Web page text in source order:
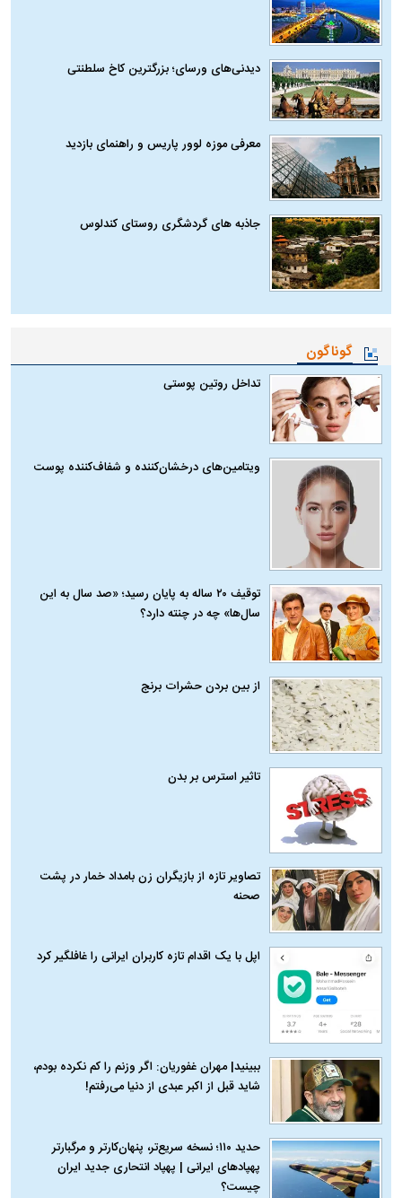
دیدنی‌های ورسای؛ بزرگترین کاخ سلطنتی
معرفی موزه لوور پاریس و راهنمای بازدید
جاذبه های گردشگری روستای کندلوس
گوناگون
تداخل روتین پوستی
ویتامین‌های درخشان‌کننده و شفاف‌کننده پوست
توقیف ۲۰ ساله به پایان رسید؛ «صد سال به این
سال‌ها» چه در چنته دارد؟
از بین بردن حشرات برنج
تاثیر استرس بر بدن
تصاویر تازه از بازیگران زن بامداد خمار در پشت
صحنه
اپل با یک اقدام تازه کاربران ایرانی را غافلگیر کرد
ببینید| مهران غفوریان: اگر وزنم را کم نکرده بودم،
شاید قبل از اکبر عبدی از دنیا می‌رفتم!
حدید ۱۱۰؛ نسخه سریع‌تر، پنهان‌کارتر و مرگبارتر
پهپادهای ایرانی | پهپاد انتحاری جدید ایران
چیست؟